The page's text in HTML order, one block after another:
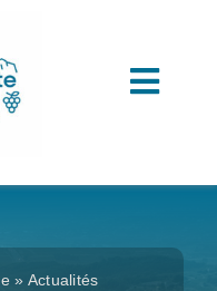
» Actualités